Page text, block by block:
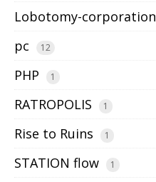
Lobotomy-corporation
pc 12
PHP 1
RATROPOLIS 1
Rise to Ruins 1
STATION flow 1